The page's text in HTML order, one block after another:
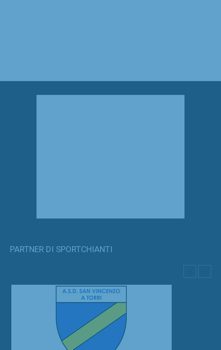
PARTNER DI SPORTCHIANTI